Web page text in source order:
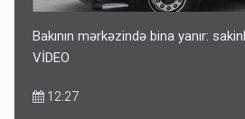
Bakının mərkəzində bina yanır:
VİDEO
12:27